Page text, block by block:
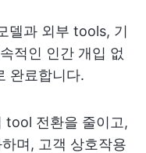
델과 외부 tools, 기
적인 인간 개입 없
완료합니다.
tool 전환을 줄이고,
며, 고객 상호작용